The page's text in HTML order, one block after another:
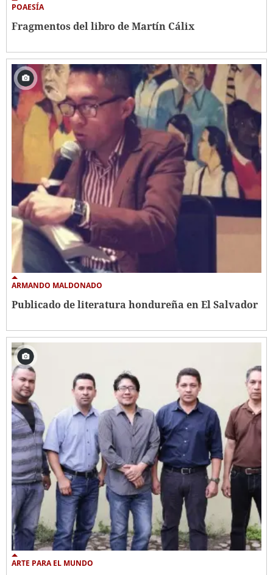
POAESÍA
Fragmentos del libro de Martín Cálix
ARMANDO MALDONADO
Publicado de literatura hondureña en El Salvador
ARTE PARA EL MUNDO